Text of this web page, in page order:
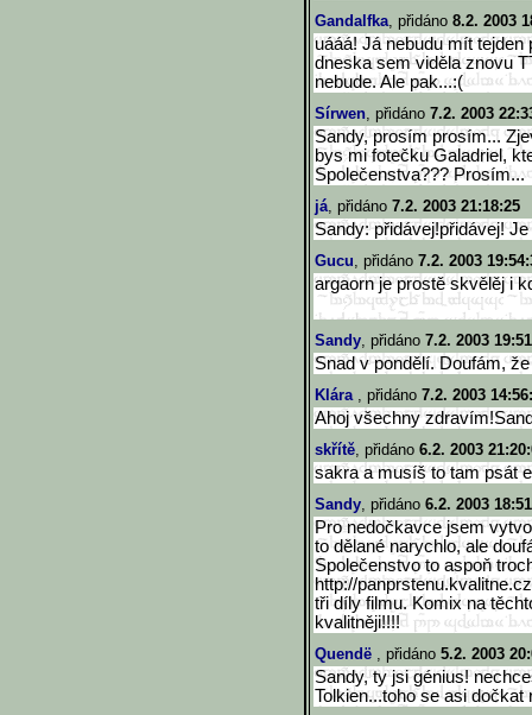
Gandalfka, přidáno 8.2. 2003
uááá! Já nebudu mít tejden
dneska sem viděla znovu
nebude. Ale pak...:(
Sírwen, přidáno 7.2. 2003
Sandy, prosím prosím...
bys mi fotečku Galadriel,
Společenstva??? Prosím...
já, přidáno 7.2. 2003 21:18:25
Sandy: přidávej!přidávej!
Gucu, přidáno 7.2. 2003
argaorn je prostě skvělěj i
Sandy, přidáno 7.2. 2003
Snad v pondělí. Doufám,
Klára , přidáno 7.2. 2003
Ahoj všechny
skřítě, přidáno 6.2. 2003
sakra a musíš to tam psát
Sandy, přidáno 6.2. 2003
Pro nedočkavce jsem
to dělané narychlo, ale
Společenstvo to aspoň
http://
tři díly filmu. Komix na
kvalitněji!!!!
Quendë , přidáno 5.2. 2003
Sandy, ty jsi génius!
Tolkien...toho se asi dočkat